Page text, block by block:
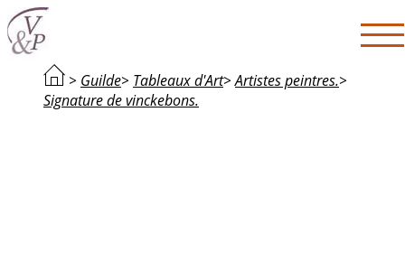
> Guilde> Tableaux d'Art>Artistes peintres.>
Signature de vinckebons.